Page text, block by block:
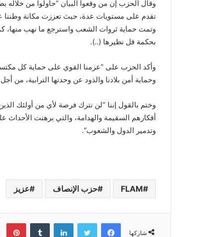
وقال الحزب إن من وقعوا البيان “حاولوا من خلاله
تقدم على مستويات عدة، حيث تعززت مكانة
وتمت حماية ثروات الشعب واسترجع ما نهب منها،
بحكمة قل نظيرها (..).
وأكد الحزب على “عزمنا القوي على حماية كل
وحماية أمن بلادنا والذود عن وحدتها الترابية، من
وختم بالقول إننا “لن نترك فرصة لأي من أولئك
أفكارهم السقيمة والهدامة، والتي برهنت
وتدمير الدول والشعوب”.
FLAM حزب الإنصاف عزيز
شاركها
فيسبوك تويتر لينكدإن